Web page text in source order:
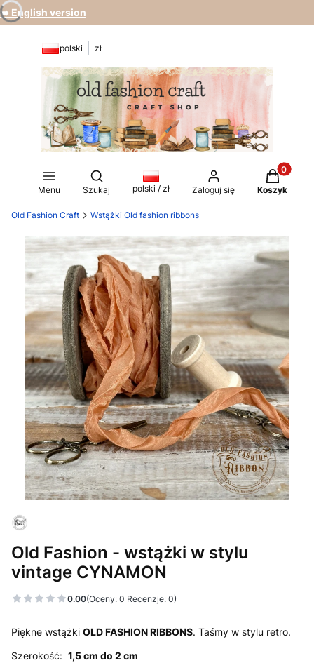
➡️ English version
polski zł
Menu
Otwórz wyszukiwarkę
Szukaj polski / zł Zaloguj się
Produkty
Koszyk
Old Fashion Craft Wstążki Old fashion ribbons
Old Fashion - wstążki w stylu
vintage CYNAMON
0.00(Oceny: 0 Recenzje: 0)
Piękne wstążki OLD FASHION RIBBONS. Taśmy w stylu retro.
Szerokość: 1,5 cm do 2 cm